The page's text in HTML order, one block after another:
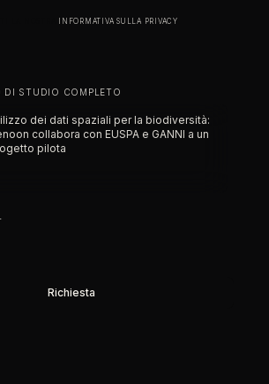
INFORMATIVA SULLA PRIVACY
DI STUDIO COMPLETO
dei dati spaziali per la biodiversità:
collabora con EUSPA e GANNI a un
pilota